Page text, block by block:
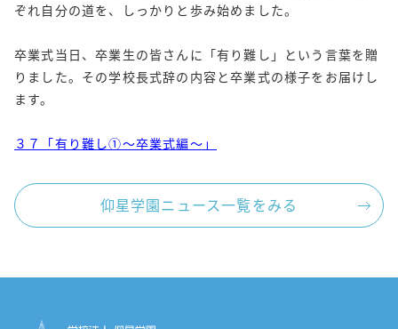
ぞれ自分の道を、しっかりと歩み始めました。
卒業式当日、卒業生の皆さんに「有り難し」という言葉を贈
りました。その学校長式辞の内容と卒業式の様子をお届けし
ます。
３７「有り難し①～卒業式編～」
仰星学園ニュース一覧をみる